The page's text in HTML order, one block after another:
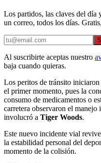
Los partidos, las claves del
un correo, todos los días.
Al suscribirte aceptas nuestro
baja cuando quieras.
Los peritos de tránsito
el primer momento, pues la
consumo de medicamentos o
carretera observaron el
involucró a Tiger Woods.
Este nuevo incidente vial
la estabilidad personal del
momento de la colisión.